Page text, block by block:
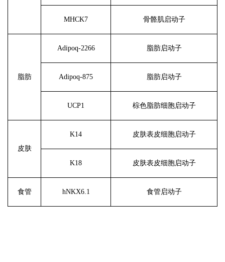
MHCK7 骨骼肌启动子
脂肪
Adipoq-2266 脂肪启动子
Adipoq-875 脂肪启动子
UCP1 棕色脂肪细胞启动子
皮肤
K14 皮肤表皮细胞启动子
K18 皮肤表皮细胞启动子
食管 hNKX6.1 食管启动子